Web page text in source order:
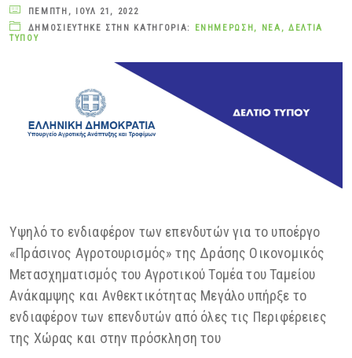
ΠΈΜΠΤΗ, ΙΟΎΛ 21, 2022
ΔΗΜΟΣΙΕΎΤΗΚΕ ΣΤΗΝ ΚΑΤΗΓΟΡΊΑ:
ΕΝΗΜΈΡΩΣΗ , ΝΈΑ , ΔΕΛΤΊΑ
ΤΎΠΟΥ
Υψηλό το ενδιαφέρον των επενδυτών για το υποέργο
«Πράσινος Αγροτουρισμός» της Δράσης Οικονομικός
Μετασχηματισμός του Αγροτικού Τομέα του Ταμείου
Ανάκαμψης και Ανθεκτικότητας Μεγάλο υπήρξε το
ενδιαφέρον των επενδυτών από όλες τις Περιφέρειες
της Χώρας και στην πρόσκληση του